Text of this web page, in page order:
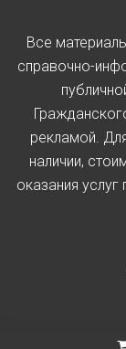
Все
справочно-
рекламой.
наличии,
оказания